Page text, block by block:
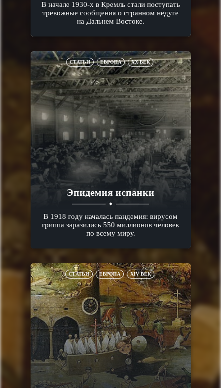
В начале 1930-х в Кремль стали поступать
тревожные сообщения о странном недуге
на Дальнем Востоке.
СТАТЬИ ЕВРОПА XX ВЕК
Эпидемия испанки
В 1918 году началась пандемия: вирусом
гриппа заразились 550 миллионов человек
по всему миру.
СТАТЬИ ЕВРОПА XIV ВЕК